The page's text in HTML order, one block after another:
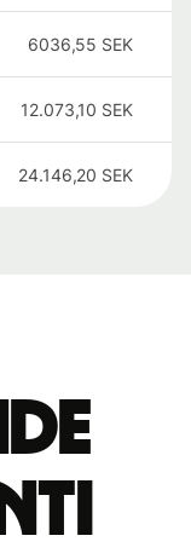
6036,55 SEK
12.073,10 SEK
24.146,20 SEK